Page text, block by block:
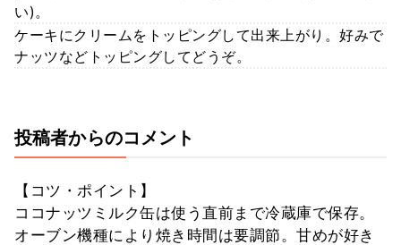
い)。
ケーキにクリームをトッピングして出来上がり。好みで
ナッツなどトッピングしてどうぞ。
投稿者からのコメント
【コツ・ポイント】
ココナッツミルク缶は使う直前まで冷蔵庫で保存。
オーブン機種により焼き時間は要調節。甘めが好き